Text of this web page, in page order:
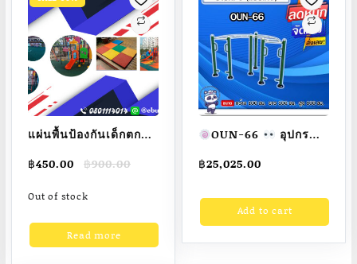
แผ่นพื้นป้องกันเด็กตก
พื้นสนามเด็กเล่น
โฟม,แผ่นปูพื้นกัน
พื้นกันลื่น Rubber,แผ่น
฿900.00
Original
was:
฿450.00
Current
is:
Out of stock
Read more
OUN-66
อุปกรณ์
ขนาด
100x100x100cm.
Fofansendai
ทำสี
฿25,025.00
Add to cart